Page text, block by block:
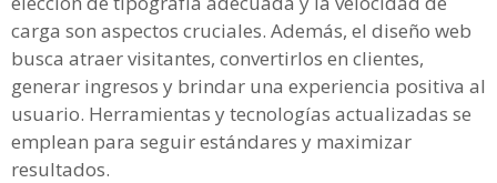
carga son aspectos cruciales. Además, el diseño web
busca atraer visitantes, convertirlos en clientes,
generar ingresos y brindar una experiencia positiva al
usuario. Herramientas y tecnologías actualizadas se
emplean para seguir estándares y maximizar
resultados.